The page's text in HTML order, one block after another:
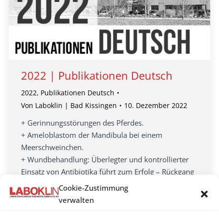
Cookie-Zustimmung
verwalten
2022 | Publikationen Deutsch
2022, Publikationen Deutsch
Von Laboklin | Bad Kissingen 10. Dezember 2022
+ Gerinnungsstörungen des Pferdes.
+ Ameloblastom der Mandibula bei einem
Meerschweinchen.
+ Wundbehandlung: Überlegter und kontrollierter
Einsatz von Antibiotika führt zum Erfolg – Rückgang
Methicillin-resistenter Staphylokokken.
+ Resistenzmonitoring beim Hund. Hunderunden.